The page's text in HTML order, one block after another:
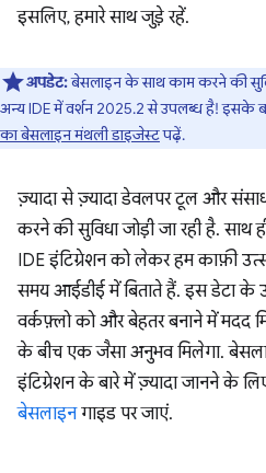
इसलिए, हमारे साथ जुड़े रहें.
अपडेट:बेसलाइन के साथ काम करने की
अन्य IDE में वर्शन 2025.2 से उपलब्ध है! इसके
का बेसलाइन मंथली डाइजेस्टपढ़ें.
ज़्यादा से ज़्यादा डेवलपर टूल और
करने की सुविधा जोड़ी जा रही है.
IDE इंटिग्रेशन को लेकर हम काफ़ी
समय आईडीई में बिताते हैं. इस डेटा
वर्कफ़्लो को और बेहतर बनाने में
के बीच एक जैसा अनुभव मिलेगा.
इंटिग्रेशन के बारे में ज़्यादा जानने के
बेसलाइनगाइड पर जाएं.